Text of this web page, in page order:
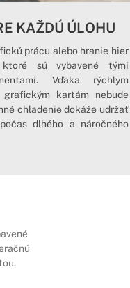
KAŽDÚ ÚLOHU
prácu alebo hranie hier
sú vybavené tými
Vďaka rýchlym
grafickým kartám nebude
chladenie dokáže udržať
dlhého a náročného